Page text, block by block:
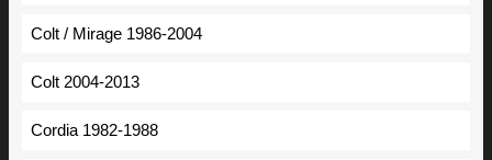
Colt / Mirage 1986-2004
Colt 2004-2013
Cordia 1982-1988